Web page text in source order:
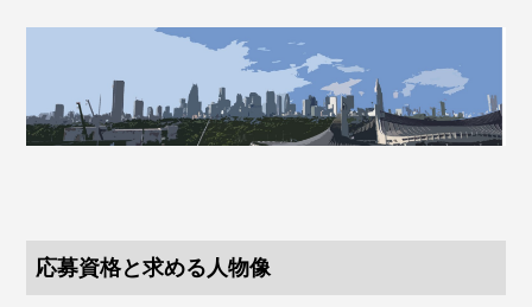
応募資格と求める人物像